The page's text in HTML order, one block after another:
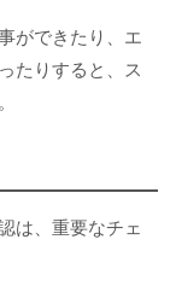
ができたり、エ
たりすると、ス
は、重要なチェ